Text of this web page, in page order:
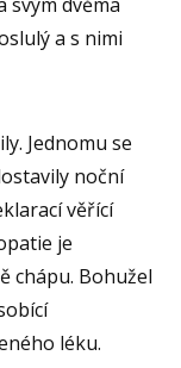
a s nimi
Jednomu se
noční
věřící
je
chápu. Bohužel
léku.